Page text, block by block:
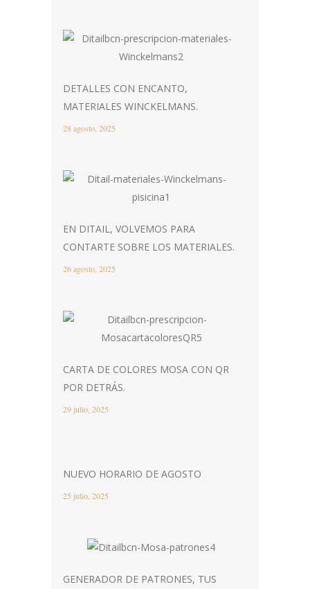
DETALLES CON ENCANTO,
MATERIALES WINCKELMANS.
28 agosto, 2025
EN DITAIL, VOLVEMOS PARA
CONTARTE SOBRE LOS MATERIALES.
26 agosto, 2025
CARTA DE COLORES MOSA CON QR
POR DETRÁS.
29 julio, 2025
NUEVO HORARIO DE AGOSTO
25 julio, 2025
GENERADOR DE PATRONES, TUS